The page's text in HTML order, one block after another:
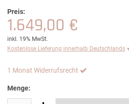
Preis:
1.649,00 €
inkl. 19% MwSt.
Kostenlose Lieferung innerhalb Deutschlands
1 Monat Widerrufsrecht
Menge: